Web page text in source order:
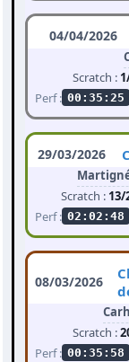
04/04/2026
Scratch :
Perf : 00:35:25
29/03/2026
Scratch : 13/
Perf : 02:02:48
08/03/2026
Scratch :
Perf : 00:35:58